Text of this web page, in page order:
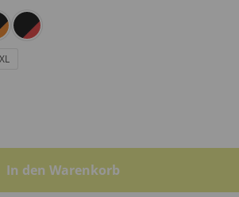
In den Warenkorb